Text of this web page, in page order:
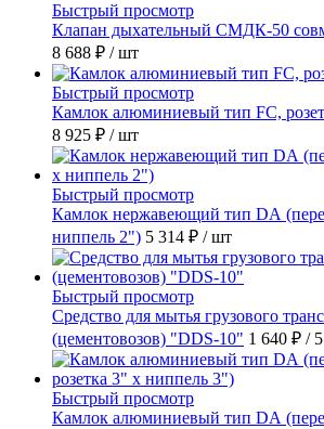
Быстрый просмотр
Клапан дыхательный СМДК-50
8 688 ₽ / шт
Быстрый просмотр
Камлок алюминиевый тип FC,
8 925 ₽ / шт
Быстрый просмотр
Камлок нержавеющий тип DА
ниппель 2") 5 314 ₽ / шт
Быстрый просмотр
Средство для мытья грузового
(цементовозов) "DDS-10" 1 640 ₽ /
Быстрый просмотр
Камлок алюминиевый тип DА